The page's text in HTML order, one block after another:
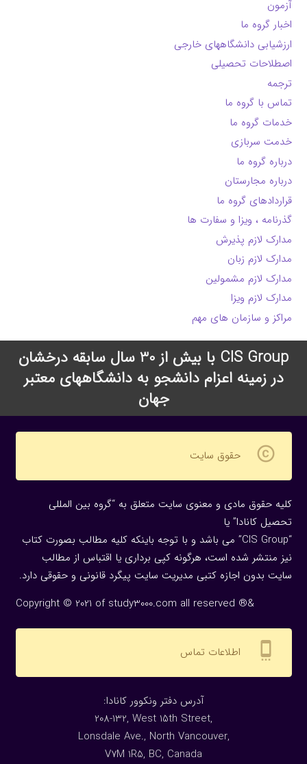
آزمون
اخبار گروه ما
ارزشیابی دانشگاههای خارجی
اصطلاحات تحصیلی
ترجمه
تماس با گروه ما
خدمات گروه ما
خدمت سربازی
درباره گروه ما
درباره مجارستان
قراردادهای گروه ما
گذرنامه ، ویزا و سفارت ها
مدارک لازم پذیرش
مدارک لازم زبان
مدارک لازم مشمولین
مدارک لازم ویزا
مراکز و سازمان های مهم
CIS Group با بیش از 30 سال سابقه درخشان
در زمینه اعزام دانشجو به دانشگاههای معتبر
جهان
copyright حقوق سایت
کلیه حقوق مادی و معنوی سایت متعلق به “گروه بین المللی
تحصیل کانادا” یا
“CIS Group” می باشد و با توجه باینکه کلیه مطالب بصورت کتاب
نیز منتشر شده است، هرگونه كپی برداری یا اقتباس از مطالب
سایت بدون اجازه كتبی مدیریت سایت پیگرد قانونی و حقوقی دارد.
Copyright © 2021 of study3000.com all reserved ®&
settings_cell اطلاعات تماس
:آدرس دفتر ونکوور کانادا
208-132, West 15th Street,
Lonsdale Ave., North Vancouver,
V7M 1R5, BC, Canada